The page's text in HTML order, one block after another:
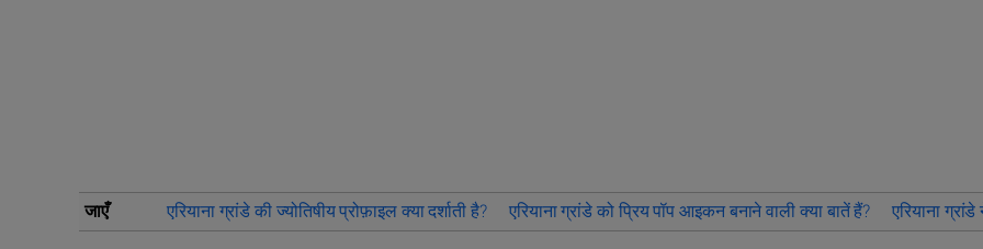
जाएँ एरियाना ग्रांडे की ज्योतिषीय प्रोफ़ाइल क्या दर्शाती है? एरियाना ग्रांडे को प्रिय पॉप आइकन बनाने वाली क्या बातें हैं? एरियाना